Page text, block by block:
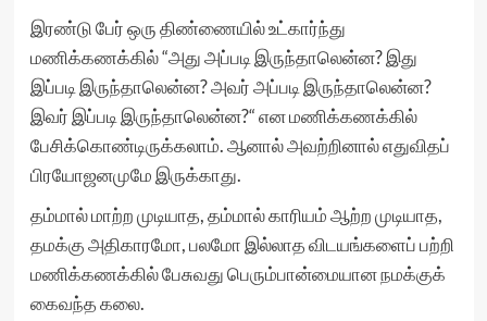
இரண்டு பேர் ஒரு திண்ணையில் உட்கார்ந்து
மணிக்கணக்கில் “அது அப்படி இருந்தாலென்ன? இது
இப்படி இருந்தாலென்ன? அவர் அப்படி இருந்தாலென்ன?
இவர் இப்படி இருந்தாலென்ன?“ என மணிக்கணக்கில்
பேசிக்கொண்டிருக்கலாம். ஆனால் அவற்றினால் எதுவிதப்
பிரயோஜனமுமே இருக்காது.
தம்மால் மாற்ற முடியாத, தம்மால் காரியம் ஆற்ற முடியாத,
தமக்கு அதிகாரமோ, பலமோ இல்லாத விடயங்களைப் பற்றி
மணிக்கணக்கில் பேசுவது பெரும்பான்மையான நமக்குக்
கைவந்த கலை.